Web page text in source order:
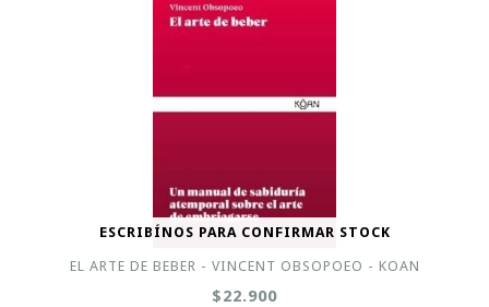
ESCRIBÍNOS PARA CONFIRMAR STOCK
EL ARTE DE BEBER - VINCENT OBSOPOEO - KOAN
$22.900